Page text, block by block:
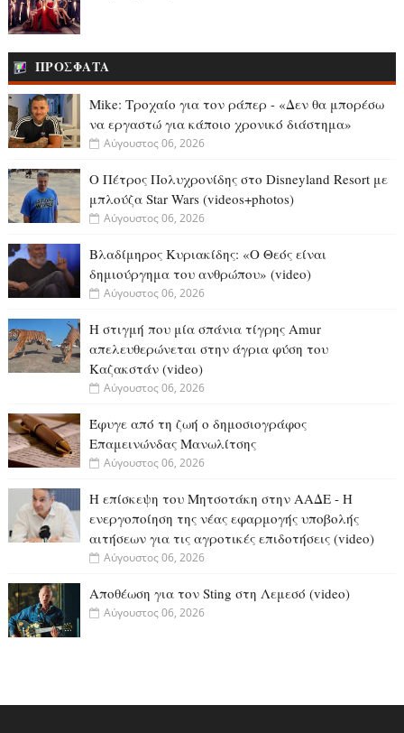
ΠΡΟΣΦΑΤΑ
Mike: Τροχαίο για τον ράπερ - «Δεν θα μπορέσω
να εργαστώ για κάποιο χρονικό διάστημα»
Αύγουστος 06, 2026
Ο Πέτρος Πολυχρονίδης στο Disneyland Resort με
μπλούζα Star Wars (videos+photos)
Αύγουστος 06, 2026
Βλαδίμηρος Κυριακίδης: «Ο Θεός είναι
δημιούργημα του ανθρώπου» (video)
Αύγουστος 06, 2026
Η στιγμή που μία σπάνια τίγρης Amur
απελευθερώνεται στην άγρια φύση του
Καζακστάν (video)
Αύγουστος 06, 2026
Έφυγε από τη ζωή ο δημοσιογράφος
Επαμεινώνδας Μανωλίτσης
Αύγουστος 06, 2026
Η επίσκεψη του Μητσοτάκη στην ΑΑΔΕ - Η
ενεργοποίηση της νέας εφαρμογής υποβολής
αιτήσεων για τις αγροτικές επιδοτήσεις (video)
Αύγουστος 06, 2026
Αποθέωση για τον Sting στη Λεμεσό (video)
Αύγουστος 06, 2026